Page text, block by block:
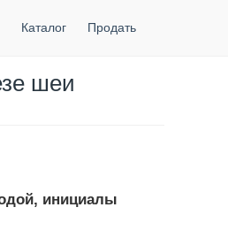
Каталог Продать
шеи
инициалы